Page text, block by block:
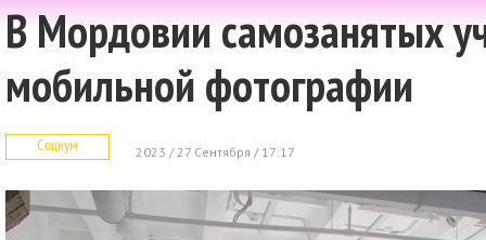
В Мордовии самозанятых
мобильной фотографии
Социум 2023 / 27 Сентября / 17:17